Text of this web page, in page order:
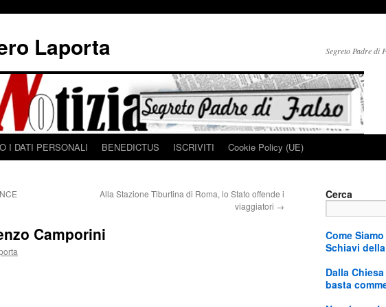
Laporta Segreto Padre di
I DATI PERSONALI BENEDICTUS ISCRIVITI Cookie Policy (UE)
Alla Stazione Tiburtina di Roma, lo Stato offende i
viaggiatori →
Camporini
Cerca
Come
Schiavi
Dalla
basta